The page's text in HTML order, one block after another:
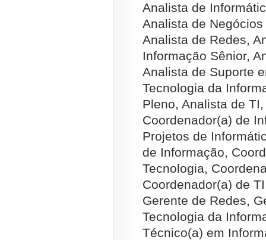
Analista de
Analista de
Analista de Redes,
Informação Sênior,
Analista de Suporte
Tecnologia da
Pleno, Analista de
Coordenador(a) de
Projetos de
de Informação,
Tecnologia,
Coordenador(a) de
Gerente de Redes,
Tecnologia da
Técnico(a) em